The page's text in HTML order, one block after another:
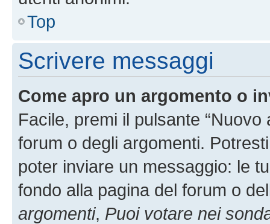
Top
Scrivere messaggi
Come apro un argomento o
Facile, premi il pulsante
forum o degli argomenti.
poter inviare un messaggio: le
fondo alla pagina del forum o
argomenti, Puoi votare nei